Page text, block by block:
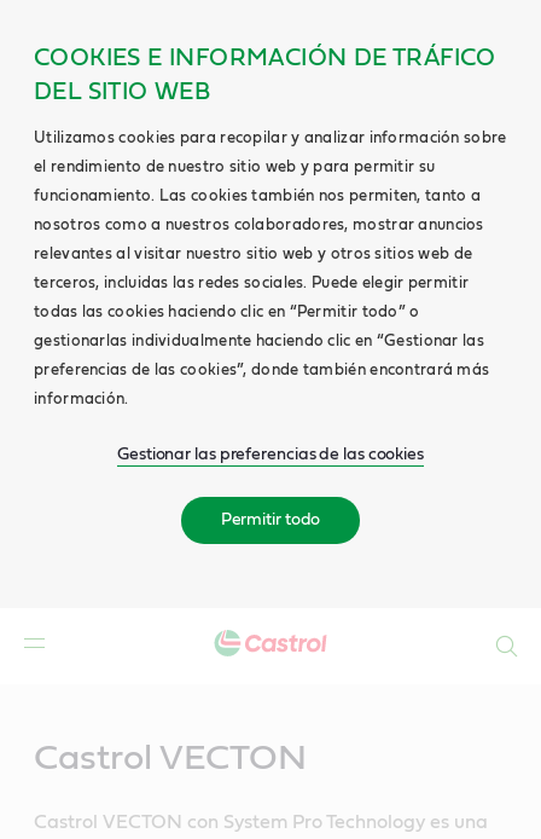
COOKIES E INFORMACIÓN DE TRÁFICO
DEL SITIO WEB
Utilizamos cookies para recopilar y analizar información sobre
el rendimiento de nuestro sitio web y para permitir su
funcionamiento. Las cookies también nos permiten, tanto a
nosotros como a nuestros colaboradores, mostrar anuncios
relevantes al visitar nuestro sitio web y otros sitios web de
terceros, incluidas las redes sociales. Puede elegir permitir
todas las cookies haciendo clic en “Permitir todo” o
gestionarlas individualmente haciendo clic en “Gestionar las
preferencias de las cookies”, donde también encontrará más
información.
Gestionar las preferencias de las cookies
Permitir todo
Castrol VECTON
Castrol VECTON con System Pro Technology es una